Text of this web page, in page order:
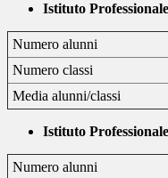
Istituto
Numero alunni
Numero classi
Media alunni/classi
Istituto
Numero alunni